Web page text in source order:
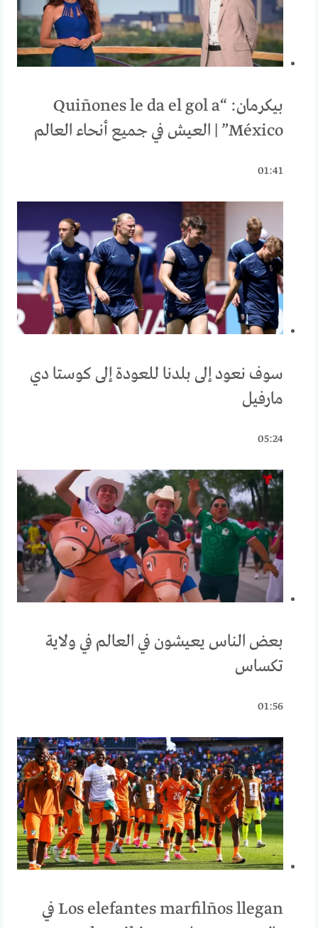
بيكرمان: “Quiñones le da el gol a
México” | العيش في جميع أنحاء العالم
01:41
سوف نعود إلى بلدنا للعودة إلى كوستا دي
مارفيل
05:24
بعض الناس يعيشون في العالم في ولاية
تكساس
01:56
Los elefantes marfilños llegan في